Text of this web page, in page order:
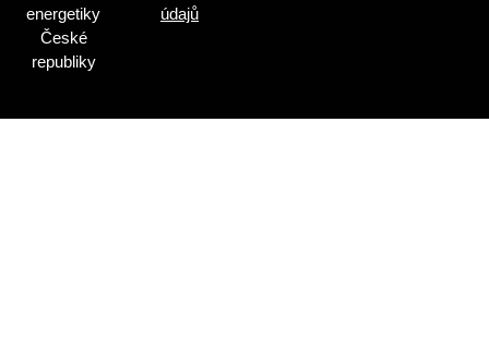
energetiky
České
republiky
údajů